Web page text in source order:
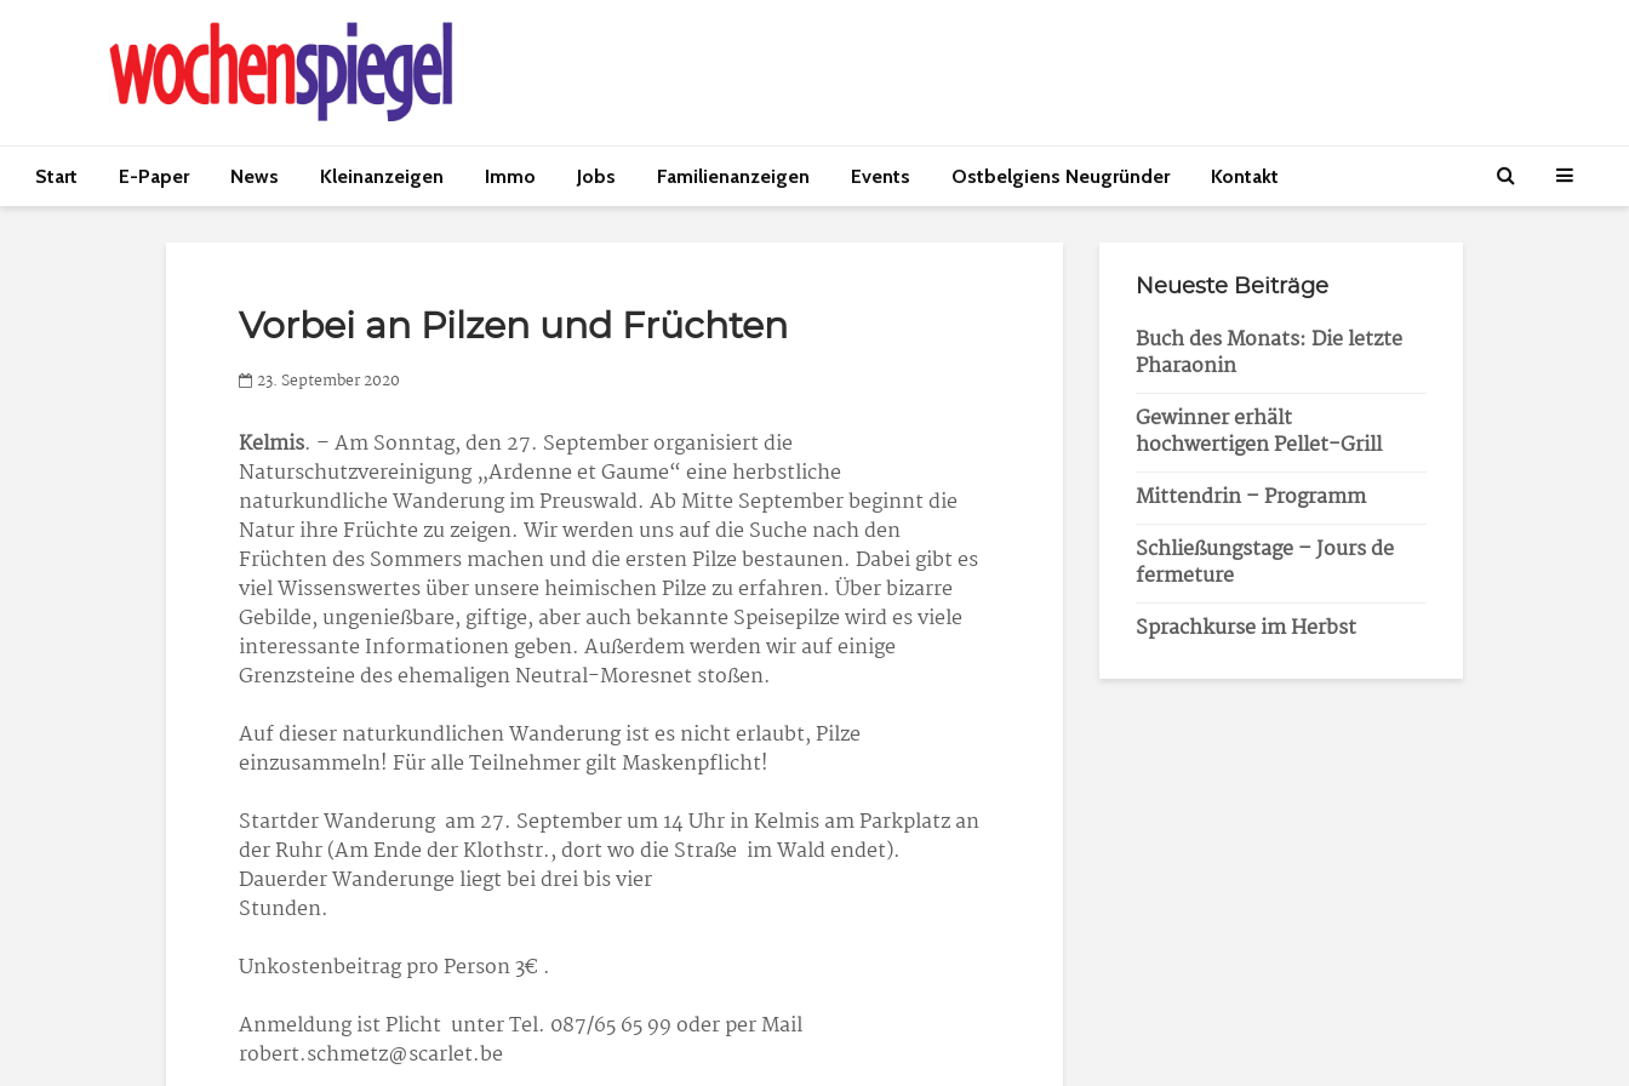
Start E-Paper News Kleinanzeigen Immo Jobs Familienanzeigen Events Ostbelgiens Neugründer Kontakt
Vorbei an Pilzen und Früchten
23. September 2020
Kelmis. – Am Sonntag, den 27. September organisiert die
Naturschutzvereinigung „Ardenne et Gaume“ eine herbstliche
naturkundliche Wanderung im Preuswald. Ab Mitte September beginnt die
Natur ihre Früchte zu zeigen. Wir werden uns auf die Suche nach den
Früchten des Sommers machen und die ersten Pilze bestaunen. Dabei gibt es
viel Wissenswertes über unsere heimischen Pilze zu erfahren. Über bizarre
Gebilde, ungenießbare, giftige, aber auch bekannte Speisepilze wird es viele
interessante Informationen geben. Außerdem werden wir auf einige
Grenzsteine des ehemaligen Neutral-Moresnet stoßen.
Auf dieser naturkundlichen Wanderung ist es nicht erlaubt, Pilze
einzusammeln! Für alle Teilnehmer gilt Maskenpflicht!
Startder Wanderung am 27. September um 14 Uhr in Kelmis am Parkplatz an
der Ruhr (Am Ende der Klothstr., dort wo die Straße im Wald endet).
Dauerder Wanderunge liegt bei drei bis vier
Stunden.
Unkostenbeitrag pro Person 3€ .
Anmeldung ist Plicht unter Tel. 087/65 65 99 oder per Mail
robert.schmetz@scarlet.be
Neueste Beiträge
Buch des Monats: Die letzte
Pharaonin
Gewinner erhält
hochwertigen Pellet-Grill
Mittendrin – Programm
Schließungstage – Jours de
fermeture
Sprachkurse im Herbst